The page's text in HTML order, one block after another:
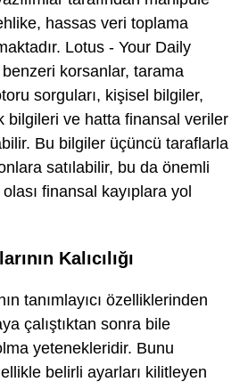
hassas veri toplama
Lotus - Your Daily
korsanlar, tarama
sorguları, kişisel bilgiler,
bilgileri ve hatta finansal veriler
Bu bilgiler üçüncü taraflarla
satılabilir, bu da önemli
finansal kayıplara yol
Kalıcılığı
tanımlayıcı özelliklerinden
çalıştıktan sonra bile
yetenekleridir. Bunu
belirli ayarları kilitleyen